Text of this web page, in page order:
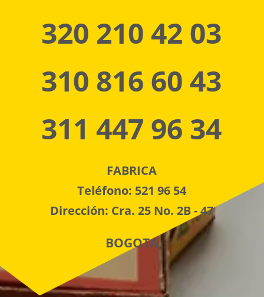
320 210 42 03
310 816 60 43
311 447 96 34
FABRICA
Teléfono: 521 96 54
Dirección: Cra. 25 No. 2B - 47
BOGOTA